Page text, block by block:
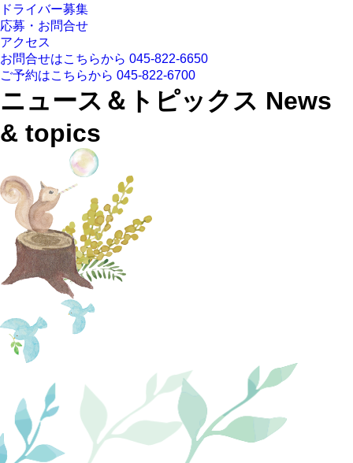
ドライバー募集
応募・お問合せ
アクセス
お問合せはこちらから 045-822-6650
ご予約はこちらから 045-822-6700
ニュース＆トピックス News
& topics